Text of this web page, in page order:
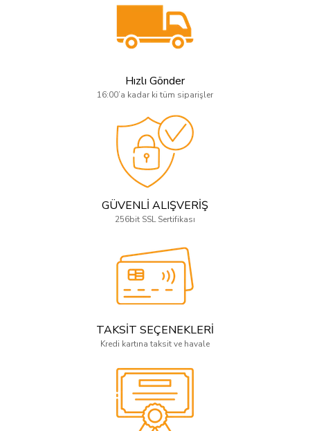
Hızlı Gönder
16:00’a kadar ki tüm siparişler
GÜVENLİ ALIŞVERİŞ
256bit SSL Sertifikası
TAKSİT SEÇENEKLERİ
Kredi kartına taksit ve havale